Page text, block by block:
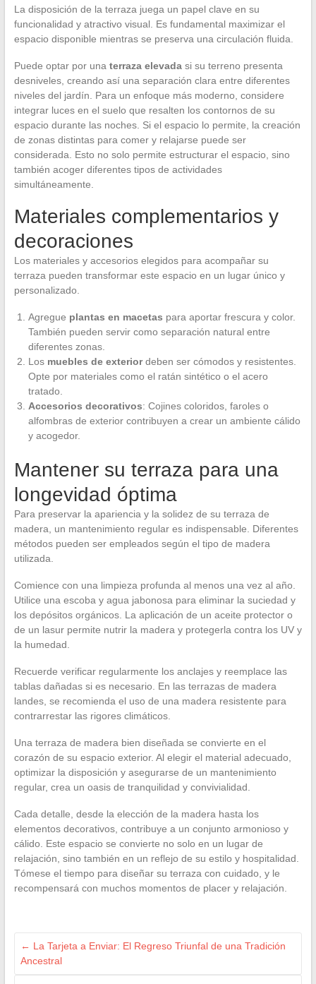
La disposición de la terraza juega un papel clave en su
funcionalidad y atractivo visual. Es fundamental maximizar el
espacio disponible mientras se preserva una circulación fluida.
Puede optar por una terraza elevadasi su terreno presenta
desniveles, creando así una separación clara entre diferentes
niveles del jardín. Para un enfoque más moderno, considere
integrar luces en el suelo que resalten los contornos de su
espacio durante las noches. Si el espacio lo permite, la creación
de zonas distintas para comer y relajarse puede ser
considerada. Esto no solo permite estructurar el espacio, sino
también acoger diferentes tipos de actividades
simultáneamente.
Materiales complementarios y
decoraciones
Los materiales y accesorios elegidos para acompañar su
terraza pueden transformar este espacio en un lugar único y
personalizado.
Agregue plantas en macetas para aportar frescura y color.
También pueden servir como separación natural entre
diferentes zonas.
Los muebles de exteriordeben ser cómodos y resistentes.
Opte por materiales como el ratán sintético o el acero
tratado.
Accesorios decorativos: Cojines coloridos, faroles o
alfombras de exterior contribuyen a crear un ambiente cálido
y acogedor.
Mantener su terraza para una
longevidad óptima
Para preservar la apariencia y la solidez de su terraza de
madera, un mantenimiento regular es indispensable. Diferentes
métodos pueden ser empleados según el tipo de madera
utilizada.
Comience con una limpieza profunda al menos una vez al año.
Utilice una escoba y agua jabonosa para eliminar la suciedad y
los depósitos orgánicos. La aplicación de un aceite protector o
de un lasur permite nutrir la madera y protegerla contra los UV y
la humedad.
Recuerde verificar regularmente los anclajes y reemplace las
tablas dañadas si es necesario. En las terrazas de madera
landes, se recomienda el uso de una madera resistente para
contrarrestar las rigores climáticos.
Una terraza de madera bien diseñada se convierte en el
corazón de su espacio exterior. Al elegir el material adecuado,
optimizar la disposición y asegurarse de un mantenimiento
regular, crea un oasis de tranquilidad y convivialidad.
Cada detalle, desde la elección de la madera hasta los
elementos decorativos, contribuye a un conjunto armonioso y
cálido. Este espacio se convierte no solo en un lugar de
relajación, sino también en un reflejo de su estilo y hospitalidad.
Tómese el tiempo para diseñar su terraza con cuidado, y le
recompensará con muchos momentos de placer y relajación.
← La Tarjeta a Enviar: El Regreso Triunfal de una Tradición
Ancestral